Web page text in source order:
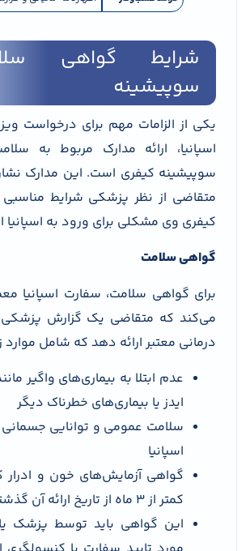
شرایط گواهی
سوپیشینه
یکی از الزامات مهم برای درخواست
اسپانیا، ارائه مدارک مربوط به
سوپیشینه کیفری است. این مدارک
متقاضی از نظر پزشکی شرایط
کیفری وی مشکلی برای ورود به اسپانیا
گواهی سلامت
برای گواهی سلامت، سفارت اسپانیا
می‌کند که متقاضی یک گزارش پزشکی
درمانی معتبر ارائه دهد که شامل
عدم ابتلا به بیماری‌های واگیر
ایدز یا بیماری‌های خطرناک دیگر
سلامت عمومی و توانایی جسمانی
اسپانیا
گواهی آزمایش‌های خون و ادرار
کمتر از 3 ماه از تاریخ ارائه آن گذشته باشد
این گواهی باید توسط پزشک یا